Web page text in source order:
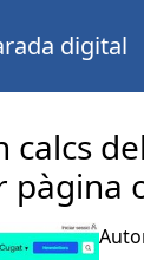
digital
calcs